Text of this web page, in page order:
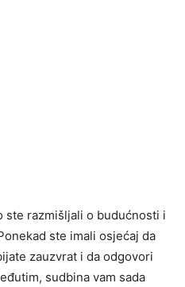
ste razmišljali o budućnosti i
ste imali osjećaj da
zauzvrat i da odgovori
sudbina vam sada